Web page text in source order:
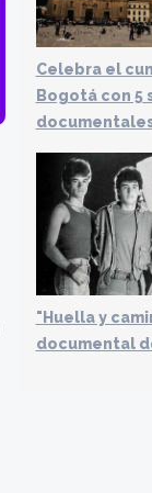
Celebra el
Bogotá con 5
"Huella y
documental